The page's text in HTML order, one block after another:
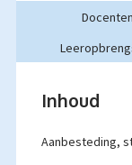
Docenten
Inhoud
Aanbesteding,